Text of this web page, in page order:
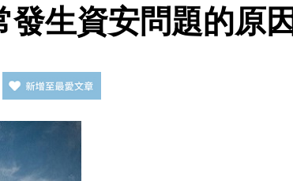
發生資安問題的原因
Email